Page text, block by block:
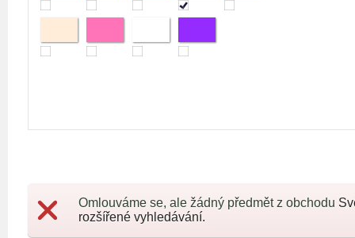
Omlouváme se, ale žádný předmět z obchodu
rozšířené vyhledávání.